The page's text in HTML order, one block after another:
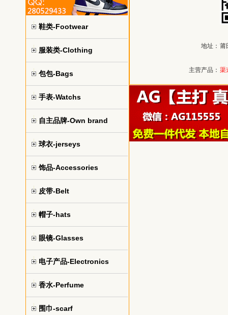
鞋类-Footwear
服装类-Clothing
包包-Bags
手表-Watchs
自主品牌-Own brand
球衣-jerseys
饰品-Accessories
皮带-Belt
帽子-hats
眼镜-Glasses
电子产品-Electronics
香水-Perfume
围巾-scarf
地址： 莆
主营产品： 渠